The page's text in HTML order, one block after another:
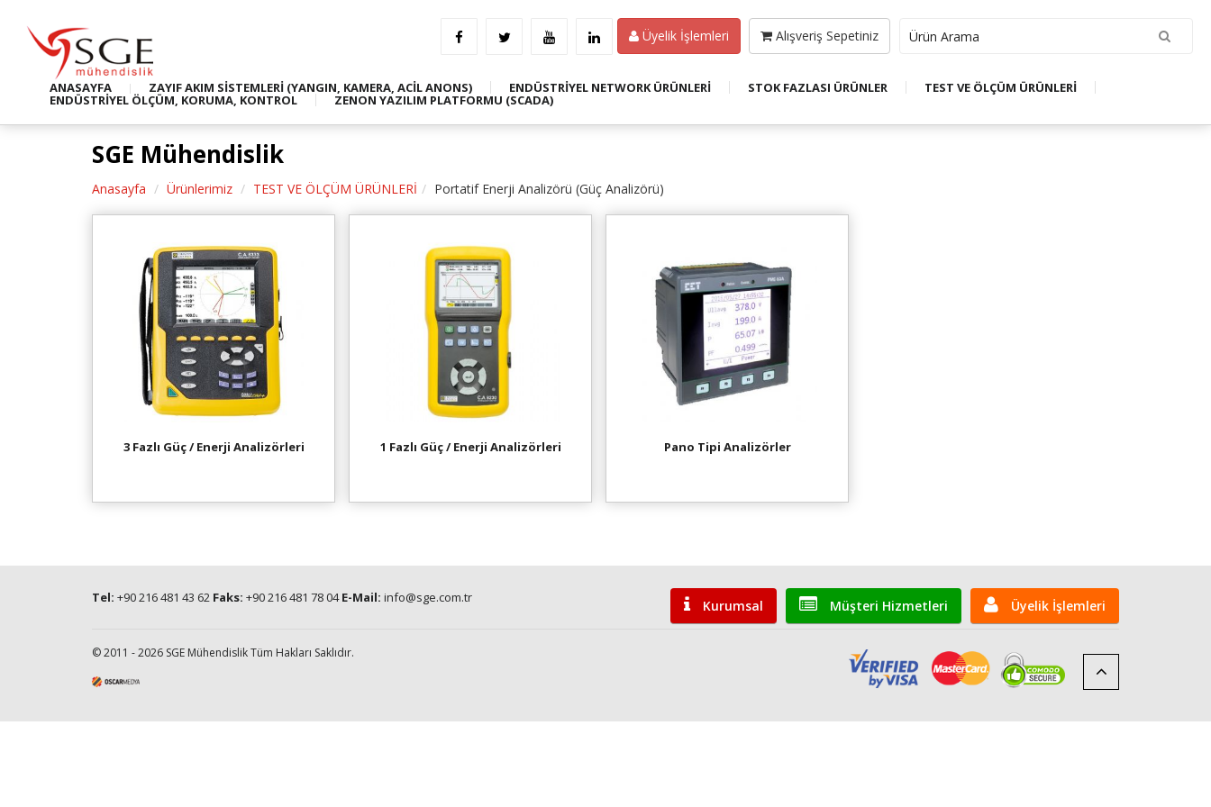
Üyelik İşlemleri Alışveriş Sepetiniz
ANASAYFA ZAYIF AKIM SİSTEMLERİ (YANGIN, KAMERA, ACİL ANONS) ENDÜSTRİYEL NETWORK ÜRÜNLERİ STOK FAZLASI ÜRÜNLER TEST VE ÖLÇÜM ÜRÜNLERİ
ENDÜSTRİYEL ÖLÇÜM, KORUMA, KONTROL ZENON YAZILIM PLATFORMU (SCADA)
SGE Mühendislik
Anasayfa Ürünlerimiz TEST VE ÖLÇÜM ÜRÜNLERİ Portatif Enerji Analizörü (Güç Analizörü)
3 Fazlı Güç / Enerji Analizörleri 1 Fazlı Güç / Enerji Analizörleri Pano Tipi Analizörler
Tel: +90 216 481 43 62 Faks: +90 216 481 78 04E-Mail: info@sge.com.tr Üyelik İşlemleri
Müşteri Hizmetleri
Kurumsal
© 2011 - 2026 SGE Mühendislik Tüm Hakları Saklıdır.